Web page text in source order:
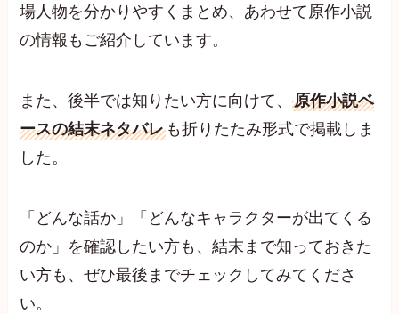
場人物を分かりやすくまとめ、あわせて原作小説
の情報もご紹介しています。
また、後半では知りたい方に向けて、原作小説ベ
ースの結末ネタバレ も折りたたみ形式で掲載しま
した。
「どんな話か」「どんなキャラクターが出てくる
のか」を確認したい方も、結末まで知っておきた
い方も、ぜひ最後までチェックしてみてくださ
い。